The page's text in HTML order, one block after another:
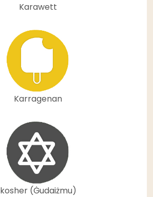
Karawett
Karragenan
kosher (Ġudaiżmu)